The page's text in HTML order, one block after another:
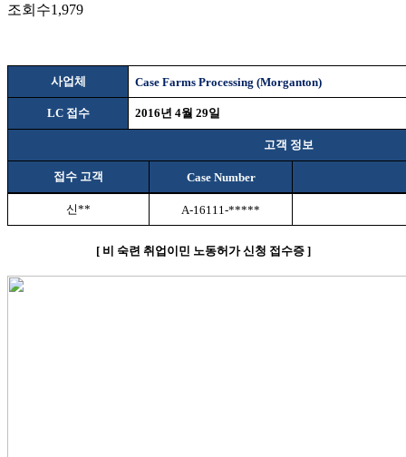
조회수1,979
사업체 Case Farms Processing (Morganton)
LC 접수 2016년 4월 29일
고객 정보
접수 고객 Case Number
신** A-16111-*****
[ 비 숙련 취업이민 노동허가 신청 접수증]